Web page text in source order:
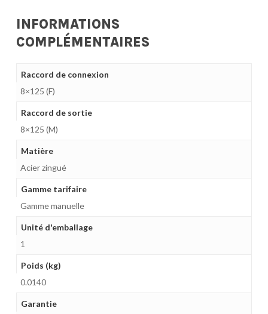
INFORMATIONS
COMPLÉMENTAIRES
Raccord de connexion
8×125 (F)
Raccord de sortie
8×125 (M)
Matière
Acier zingué
Gamme tarifaire
Gamme manuelle
Unité d'emballage
1
Poids (kg)
0.0140
Garantie